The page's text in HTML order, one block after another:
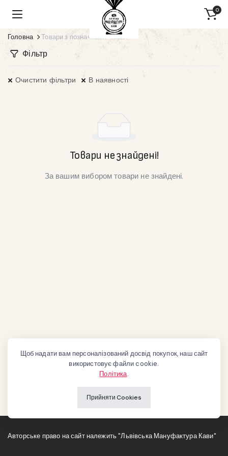
0
Головна Товари з позначками “кизил”
Фільтр
Очистити фільтри В наявності
Товари не знайдені!
За вашим вибором товари не знайдені.
Авторське право на сайт належить "Львівська Мануфактура Кави"
Щоб надати вам персоналізований досвід покупок, наш сайт
використовує файли cookie.
Політика.
Прийняти Cookies